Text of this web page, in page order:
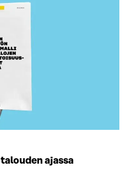
ajassa